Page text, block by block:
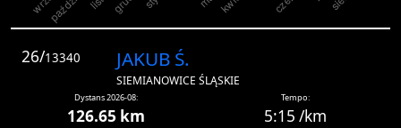
26/13340 JAKUB Ś.
SIEMIANOWICE ŚLĄSKIE
Dystans 2026-08:
126.65 km
Tempo:
5:15 /km